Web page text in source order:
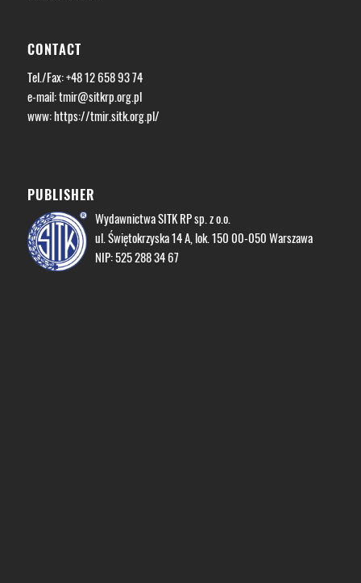
CONTACT
Tel./Fax: +48 12 658 93 74
e-mail:tmir@sitkrp.org.pl
www: https://tmir.sitk.org.pl/
PUBLISHER
Wydawnictwa SITK RP sp. z o.o.
ul. Świętokrzyska 14 A, lok. 150 00-050 Warszawa
NIP: 525 288 34 67